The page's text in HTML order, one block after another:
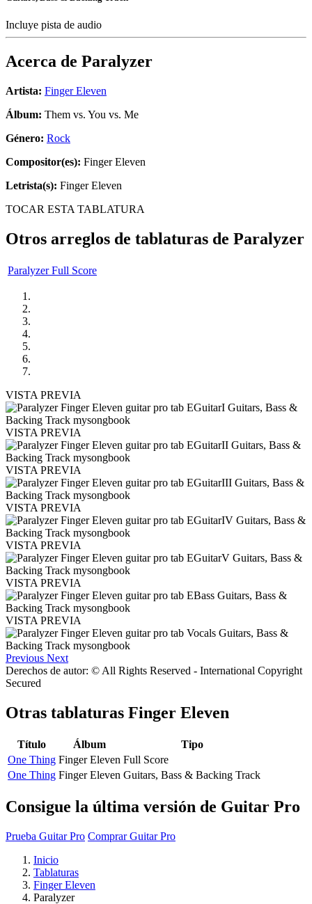
Incluye pista de audio
Acerca de Paralyzer
Artista: Finger Eleven
Álbum: Them vs. You vs. Me
Género: Rock
Compositor(es): Finger Eleven
Letrista(s): Finger Eleven
TOCAR ESTA TABLATURA
Otros arreglos de tablaturas de Paralyzer
Paralyzer Full Score
VISTA PREVIA
VISTA PREVIA
VISTA PREVIA
VISTA PREVIA
VISTA PREVIA
VISTA PREVIA
VISTA PREVIA
Previous Next
Derechos de autor: © All Rights Reserved - International Copyright
Secured
Otras tablaturas Finger Eleven
Título Álbum
Tipo
One Thing Finger Eleven Full Score
One Thing Finger Eleven Guitars, Bass & Backing Track
Consigue la última versión de Guitar Pro
Prueba Guitar Pro Comprar Guitar Pro
Inicio
Tablaturas
Finger Eleven
Paralyzer